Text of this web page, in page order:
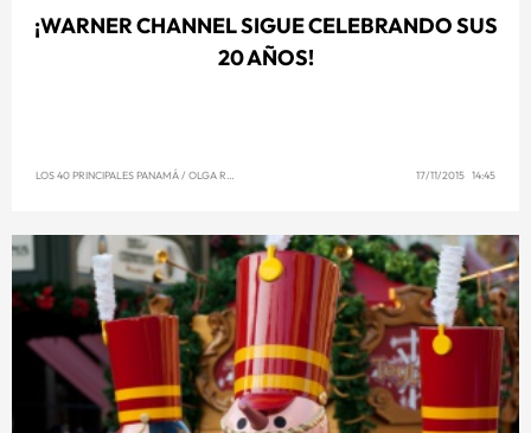
¡WARNER CHANNEL SIGUE CELEBRANDO SUS
20 AÑOS!
LOS 40 PRINCIPALES PANAMÁ/ OLGA REYNA 17/11/2015 14:45